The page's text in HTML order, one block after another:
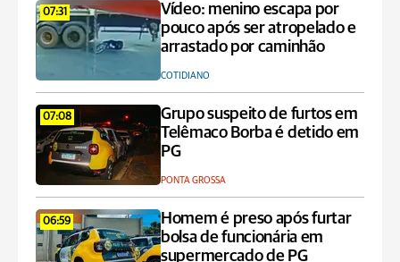
07:31
Vídeo: menino escapa por
pouco após ser atropelado e
arrastado por caminhão
COTIDIANO
07:08
Grupo suspeito de furtos em
Telêmaco Borba é detido em
PG
PONTA GROSSA
06:59
Homem é preso após furtar
bolsa de funcionária em
supermercado de PG